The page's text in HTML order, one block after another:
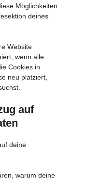
Möglichkeiten
deines
Website
wenn alle
Cookies in
neu platziert,
auf
deine
warum deine